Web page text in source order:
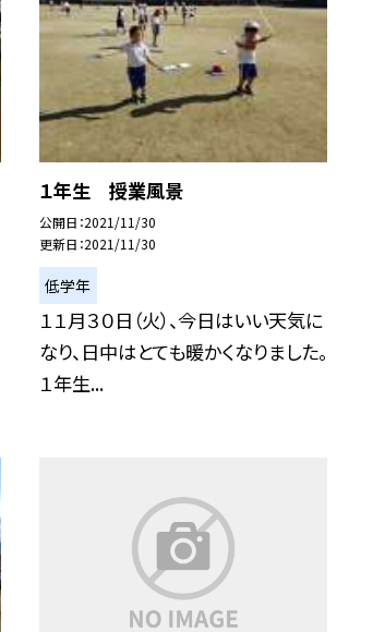
１年生 授業風景
公開日 2021/11/30
更新日 2021/11/30
低学年
１１月３０日（火）、今日はいい天気に
なり、日中はとても暖かくなりました。
１年生...